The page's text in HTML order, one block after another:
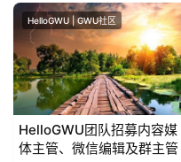
HelloGWU | GWU社区
HelloGWU团队招募内容媒
体主管、微信编辑及群主管